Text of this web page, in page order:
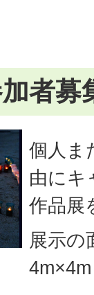
者募
個人ま
由にキ
作品展
展示の
4m×4m